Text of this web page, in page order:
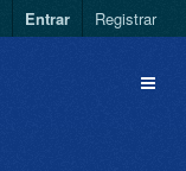
Entrar Registrar